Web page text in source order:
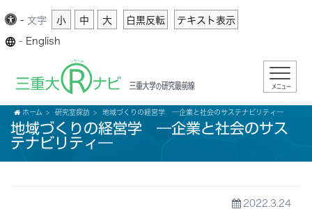
- 文字 小 中 大 白黒反転 テキスト表示
- English
メニュー
ホーム 研究室探訪 地域づくりの経営学 ―企業と社会のサステナビリティ―
地域づくりの経営学 ―企業と社会のサス
テナビリティ―
2022.3.24